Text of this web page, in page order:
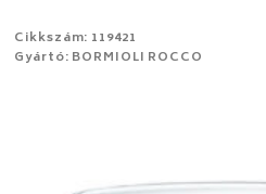
Cikkszám: 119421
Gyártó: BORMIOLI ROCCO